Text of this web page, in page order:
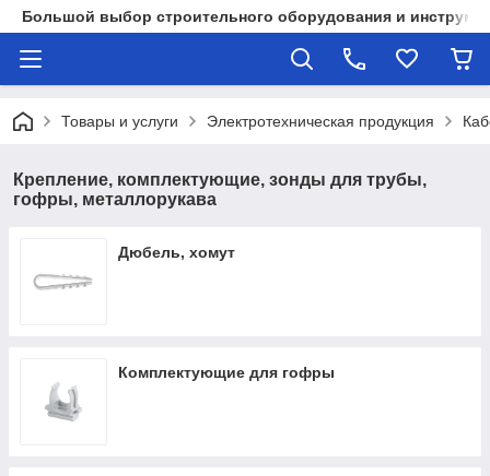
Большой выбор строительного оборудования и
Товары и услуги Электротехническая продукция
Крепление, комплектующие, зонды для трубы,
гофры, металлорукава
Дюбель, хомут
Комплектующие для гофры